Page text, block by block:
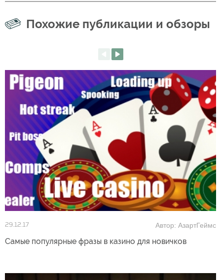
Похожие публикации и обзоры
29.12.17 Автор: АзартГеймс
Самые популярные фразы в казино для новичков